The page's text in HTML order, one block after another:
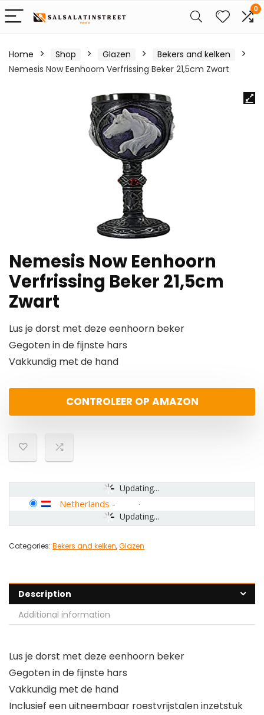
0
Home Shop Glazen
Bekers and kelken
Nemesis Now Eenhoorn Verfrissing Beker 21,5cm Zwart
Nemesis Now Eenhoorn
Verfrissing Beker 21,5cm
Zwart
Lus je dorst met deze eenhoorn beker
Gegoten in de fijnste hars
Vakkundig met de hand
CONTROLEER OP AMAZON
Updating...
Updating...
Netherlands -
Categories: Bekers and kelken,Glazen
Description
Additional information
Lus je dorst met deze eenhoorn beker
Gegoten in de fijnste hars
Vakkundig met de hand
Inclusief een uitneembaar roestvrijstalen inzetstuk